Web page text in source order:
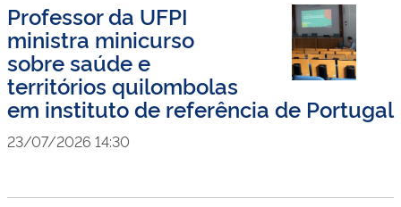
Professor da UFPI
ministra minicurso
sobre saúde e
territórios quilombolas
em instituto de referência de Portugal
23/07/2026 14:30